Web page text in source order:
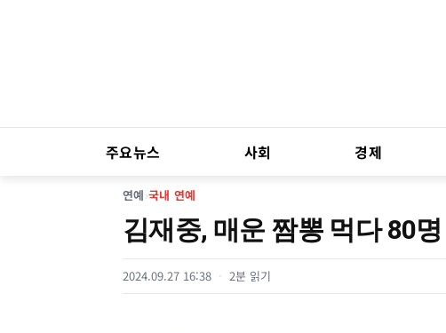
주요뉴스 사회 경제
연예›국내 연예
김재중, 매운 짬뽕 먹다 80명
2024.09.27 16:38 2분 읽기